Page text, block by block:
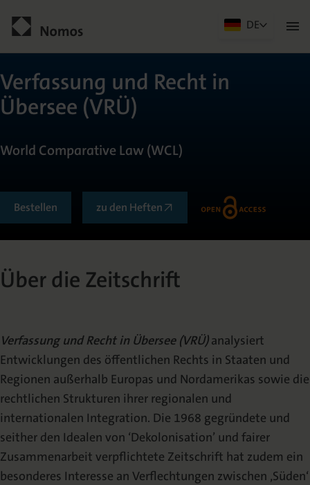
Herausgeberkreis
Erscheinungshinweis
(TOC-Alert)
Sonderausgaben
Veröffentlichen
Autorenhinweise
DE
Verfassung und Recht in
Übersee (VRÜ)
World Comparative Law (WCL)
Bestellen zu den Heften
Über die Zeitschrift
Verfassung und Recht in Übersee (VRÜ)analysiert
Entwicklungen des öffentlichen Rechts in Staaten und
Regionen außerhalb Europas und Nordamerikas sowie die
rechtlichen Strukturen ihrer regionalen und
internationalen Integration. Die 1968 gegründete und
seither den Idealen von ‘Dekolonisation’ und fairer
Zusammenarbeit verpflichtete Zeitschrift hat zudem ein
besonderes Interesse an Verflechtungen zwischen ‚Süden‘